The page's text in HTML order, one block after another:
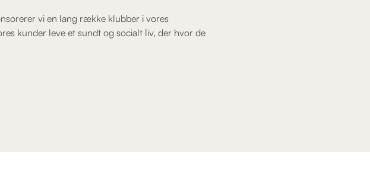
vi en lang række klubber i vores
kunder leve et sundt og socialt liv, der hvor de